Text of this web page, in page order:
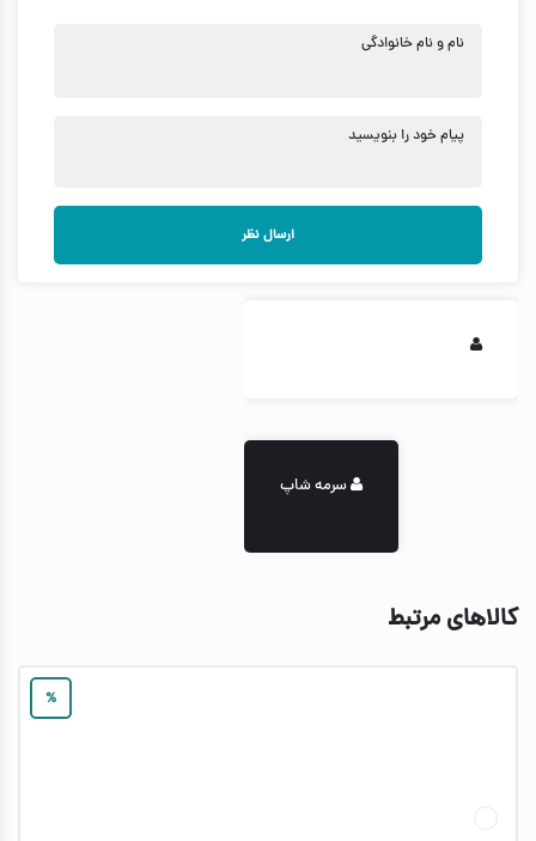
نام و نام خانوادگی
پیام خود را بنویسید
ارسال نظر
سرمه شاپ
کالاهای مرتبط
%